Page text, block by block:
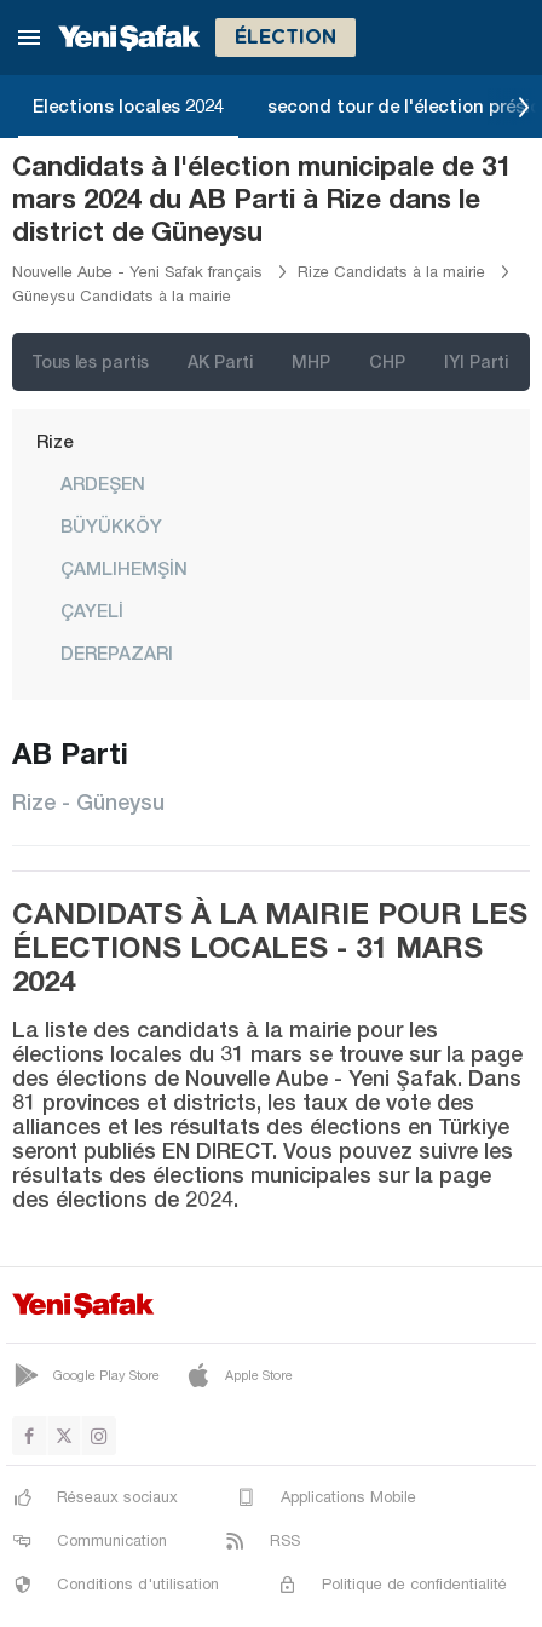
ÉLECTION
Elections locales 2024 second tour de l'élection
Candidats à l'élection municipale de 31
mars 2024 du AB Parti à Rize dans le
district de Güneysu
Nouvelle Aube - Yeni Safak français
Rize Candidats à la mairie
Güneysu Candidats à la mairie
Tous les partis AK Parti MHP CHP IYI Parti
Manisa
Mersin
Muğla
Muş
Nevşehir
Niğde
Osmaniye
Rize
ARDEŞEN
BÜYÜKKÖY
ÇAMLIHEMŞİN
ÇAYELİ
DEREPAZARI
GÜNEYSU
HEMŞİN
İYİDERE
KALKANDERE
KENDİRLİ
CENTRE
MURADİYE
Dimanche
SALARHA
TUNCA
Samsun
Şanlıurfa
Siirt
Sinop
Şırnak
Sivas
Tekirdağ
Tokat
AB Parti
Rize - Güneysu
CANDIDATS À LA MAIRIE POUR LES
ÉLECTIONS LOCALES - 31 MARS
2024
La liste des candidats à la mairie pour les
élections locales du 31 mars se trouve sur la page
des élections de Nouvelle Aube - Yeni Şafak. Dans
81 provinces et districts, les taux de vote des
alliances et les résultats des élections en Türkiye
seront publiés EN DIRECT. Vous pouvez suivre les
résultats des élections municipales sur la page
des élections de 2024.
Google Play Store Apple Store
Réseaux sociaux Applications Mobile
Communication RSS
Conditions d'utilisation Politique de confidentialité